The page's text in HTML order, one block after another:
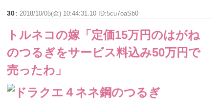
30 :2018/10/05(金) 10:44:31.10 ID:5cu7oaSb0
トルネコの嫁「定価15万円のはがね
のつるぎをサービス料込み50万円で
売ったわ」